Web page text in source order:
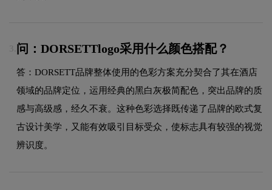
3. 问：DORSETTlogo采用什么颜色搭配？
答：DORSETT品牌整体使用的色彩方案充分契合了其在酒店
领域的品牌定位，运用经典的黑白灰极简配色，突出品牌的质
感与高级感，经久不衰。这种色彩选择既传递了品牌的欧式复
古设计美学，又能有效吸引目标受众，使标志具有较强的视觉
辨识度。